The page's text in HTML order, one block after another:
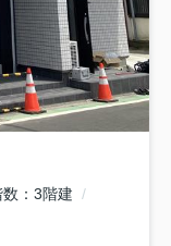
3階建